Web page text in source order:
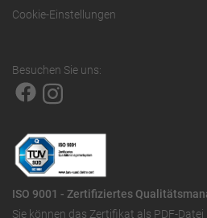
Cookie-Einstellungen
Besuchen Sie uns:
ISO 9001 - Zertifiziertes
Sie können das Zertifikat als PDF-Datei